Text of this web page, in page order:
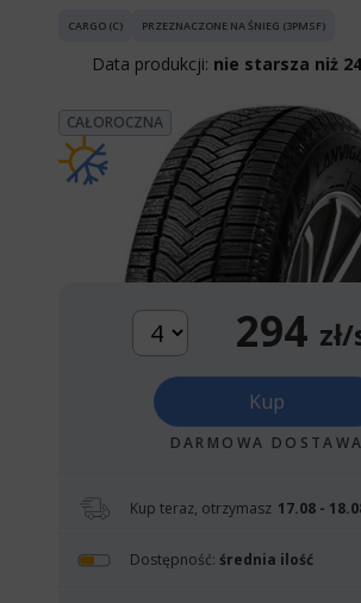
CARGO (C) PRZEZNACZONE NA ŚNIEG (3PMSF)
Data produkcji: nie starsza niż
CAŁOROCZNA
294
Kup
DARMOWA DOSTAWA
Kup teraz, otrzymasz 17.08 -
Dostępność: średnia ilość